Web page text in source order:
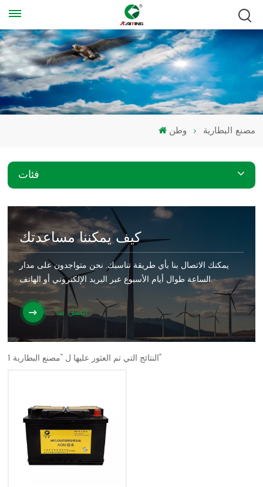
وطن مصنع البطارية
فئات
كيف يمكننا مساعدتك
يمكنك الاتصال بنا بأي طريقة تناسبك. نحن متواجدون على مدار
الساعة طوال أيام الأسبوع عبر البريد الإلكتروني أو الهاتف.
اتصل بنا
1 النتائج التي تم العثور عليها ل "مصنع البطارية"